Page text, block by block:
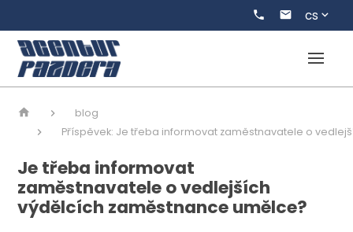
cs
blog
Příspěvek: Je třeba informovat zaměstnavatele o
Je třeba informovat
zaměstnavatele o vedlejších
výdělcích zaměstnance umělce?